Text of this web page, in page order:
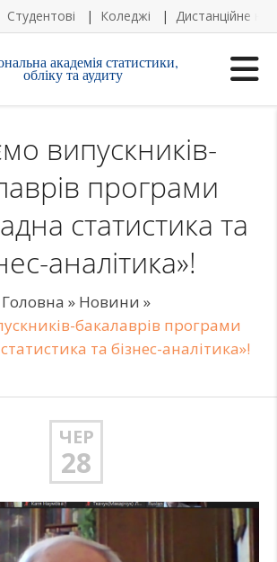
Студентові Коледжі Дистанційне
академія статистики,
обліку та аудиту
випускників-
програми
статистика та
аналітика»!
Головна » Новини »
бакалаврів програми
та бізнес-аналітика»!
ЧЕР
28